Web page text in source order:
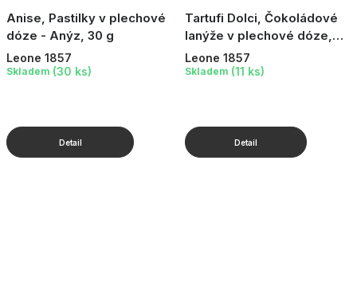
Anise, Pastilky v plechové
dóze - Anýz, 30 g
Leone 1857
Skladem (30 ks)
Tartufi Dolci, Čokoládové
lanýže v plechové dóze,
150 g
Leone 1857
Skladem (11 ks)